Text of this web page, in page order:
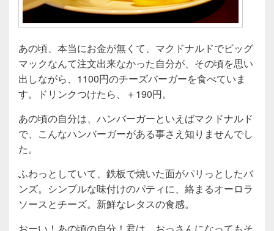
あの頃、本当にお金が無くて、マクドナルドでビッグ
マックなんて注文出来なかった自分が、その頃を思い
出しながら、1100円のチーズバーガーを食べていま
す。ドリンクつけたら、＋190円。
あの頃の自分は、ハンバーガーといえばマクドナルド
で、こんなハンバーガーがある事さえ知りませんでし
た。
ふわっとしていて、鉄板で焼いた面がパリっとしたバ
ンズ。シンプルな味付けのパティに、絡まるオーロラ
ソースとチーズ。新鮮なレタスの食感。
おーい！あの頃の自分！君は、おっさんになってもそ